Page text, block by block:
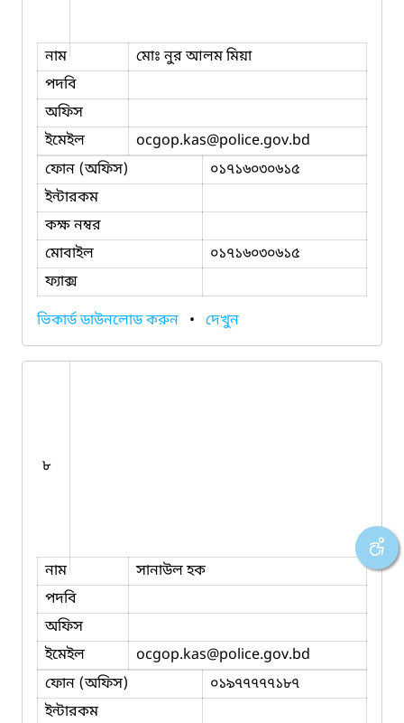
নাম
মোঃ নুর আলম মিয়া
পদবি
অফিস
ইমেইল
ocgop.kas@police.gov.bd
ফোন (অফিস)
০১৭১৬০৩০৬১৫
ইন্টারকম
কক্ষ নম্বর
মোবাইল
০১৭১৬০৩০৬১৫
ফ্যাক্স
ভিকার্ড ডাউনলোড করুন • দেখুন
৮
নাম
সানাউল হক
পদবি
অফিস
ইমেইল
ocgop.kas@police.gov.bd
ফোন (অফিস)
০১৯৭৭৭৭৭১৮৭
ইন্টারকম